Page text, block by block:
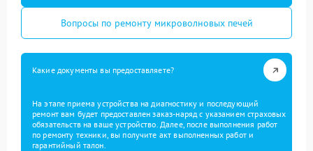
Вопросы по ремонту микроволновых печей
Какие документы вы предоставляете?
На этапе приема устройства на диагностику и последующий
ремонт вам будет предоставлен заказ-наряд с указанием страховых
обязательств на ваше устройство. Далее, после выполнения работ
по ремонту техники, вы получите акт выполненных работ и
гарантийный талон.